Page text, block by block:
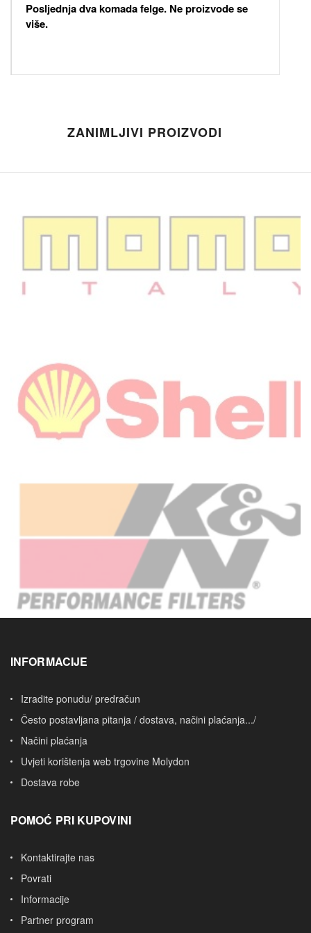
Posljednja dva komada felge. Ne proizvode se
više.
ZANIMLJIVI PROIZVODI
INFORMACIJE
Izradite ponudu/ predračun
Često postavljana pitanja / dostava, načini plaćanja.../
Načini plaćanja
Uvjeti korištenja web trgovine Molydon
Dostava robe
POMOĆ PRI KUPOVINI
Kontaktirajte nas
Povrati
Informacije
Partner program